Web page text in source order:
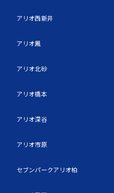
アリオ西新井
アリオ鳳
アリオ北砂
アリオ橋本
アリオ深谷
アリオ市原
セブンパークアリオ柏